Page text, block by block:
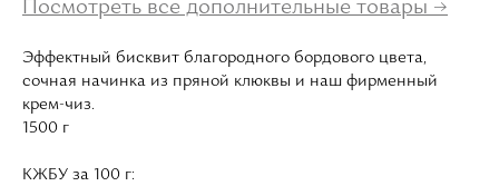
Посмотреть все дополнительные товары →
Эффектный бисквит благородного бордового цвета,
сочная начинка из пряной клюквы и наш фирменный
крем-чиз.
1500 г
КЖБУ за 100 г: